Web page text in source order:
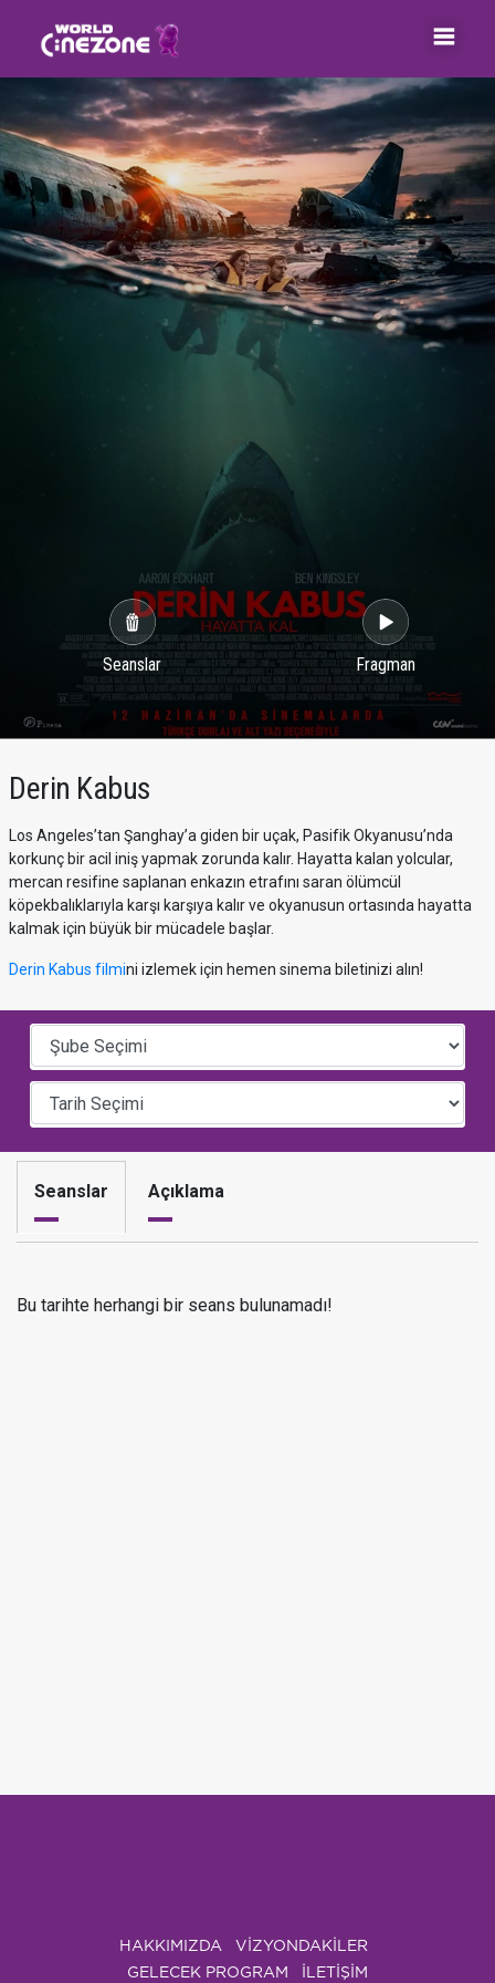
Seanslar Fragman
Derin Kabus
Los Angeles’tan Şanghay’a giden bir uçak, Pasifik Okyanusu’nda
korkunç bir acil iniş yapmak zorunda kalır. Hayatta kalan yolcular,
mercan resifine saplanan enkazın etrafını saran ölümcül
köpekbalıklarıyla karşı karşıya kalır ve okyanusun ortasında hayatta
kalmak için büyük bir mücadele başlar.
Derin Kabus filmini izlemek için hemen sinema biletinizi alın!
Seanslar Açıklama
Bu tarihte herhangi bir seans bulunamadı!
HAKKIMIZDA
VIZYONDAKILER
GELECEK PROGRAM
İLETİŞİM